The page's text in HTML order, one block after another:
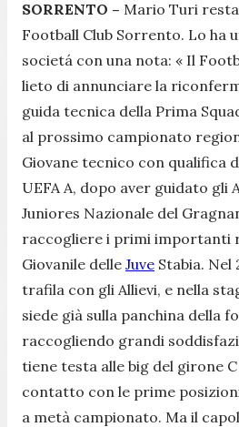
SORRENTO – Mario Turi
Football Club Sorrento. Lo ha
societá con una nota: « Il
lieto di annunciare la
guida tecnica della Prima
al prossimo campionato
Giovane tecnico con qualifica
UEFA A, dopo aver guidato gli
Juniores Nazionale del
raccogliere i primi importanti
Giovanile delle Juve Stabia. Nel
trafila con gli Allievi, e nella
siede già sulla panchina della
raccogliendo grandi
tiene testa alle big del girone
contatto con le prime
a metà campionato. Ma il